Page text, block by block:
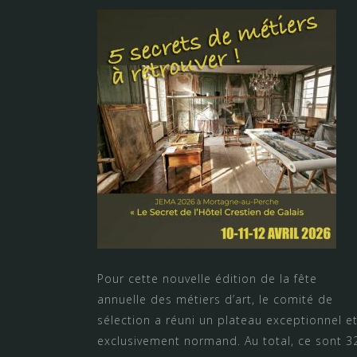
Pour cette nouvelle édition de la fête
annuelle des métiers d’art, le comité de
sélection a réuni un plateau exceptionnel et
exclusivement normand. Au total, ce sont